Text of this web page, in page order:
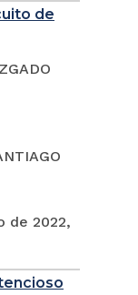
de
de 2022,